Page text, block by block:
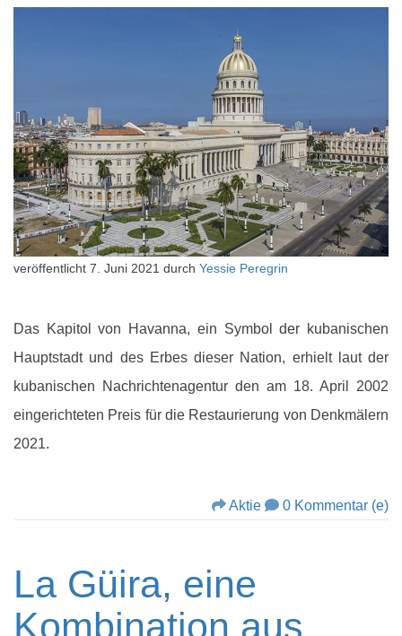
veröffentlicht 7. Juni 2021 durch Yessie Peregrin
Das Kapitol von Havanna, ein Symbol der kubanischen
Hauptstadt und des Erbes dieser Nation, erhielt laut der
kubanischen Nachrichtenagentur den am 18. April 2002
eingerichteten Preis für die Restaurierung von Denkmälern
2021.
Aktie 0 Kommentar (e)
La Güira, eine
Kombination aus